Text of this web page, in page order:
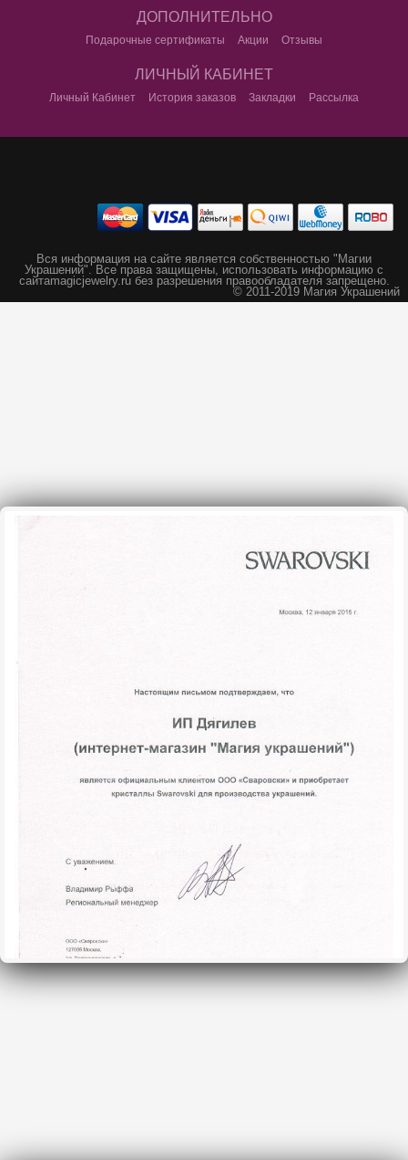
ДОПОЛНИТЕЛЬНО
Подарочные сертификаты Акции Отзывы
ЛИЧНЫЙ КАБИНЕТ
Личный Кабинет История заказов Закладки Рассылка
Вся информация на сайте является собственностью "Магии
Украшений". Все права защищены, использовать информацию с
сайтаmagicjewelry.ru без разрешения правообладателя запрещено.
© 2011-2019 Магия Украшений